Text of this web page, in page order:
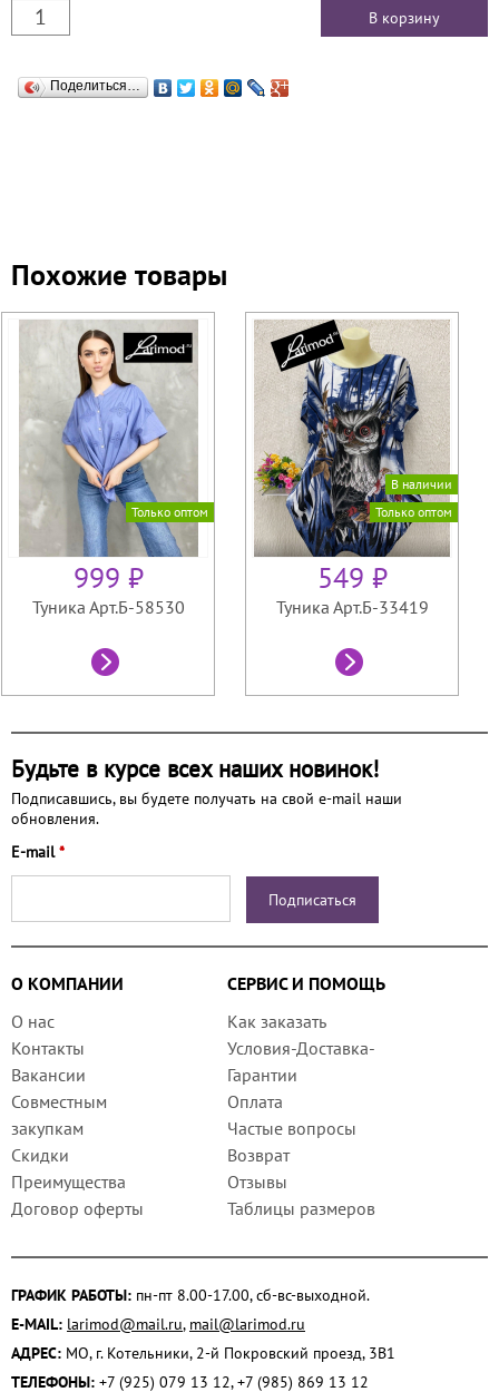
Поделиться…
Похожие товары
Только оптом
999 ₽
Туника Арт.Б-58530
В наличии
Только оптом
549 ₽
Туника Арт.Б-33419
Будьте в курсе всех наших новинок!
Подписавшись, вы будете получать на свой e-mail наши
обновления.
E-mail*
О КОМПАНИИ
СЕРВИС И ПОМОЩЬ
О нас
Контакты
Вакансии
Совместным
закупкам
Скидки
Преимущества
Договор оферты
Как заказать
Условия-Доставка-
Гарантии
Оплата
Частые вопросы
Возврат
Отзывы
Таблицы размеров
ГРАФИК РАБОТЫ: пн-пт 8.00-17.00, сб-вс-выходной.
E-MAIL: larimod@mail.ru, mail@larimod.ru
АДРЕС: МО, г. Котельники, 2-й Покровский проезд, 3В1
ТЕЛЕФОНЫ: +7 (925) 079 13 12, +7 (985) 869 13 12